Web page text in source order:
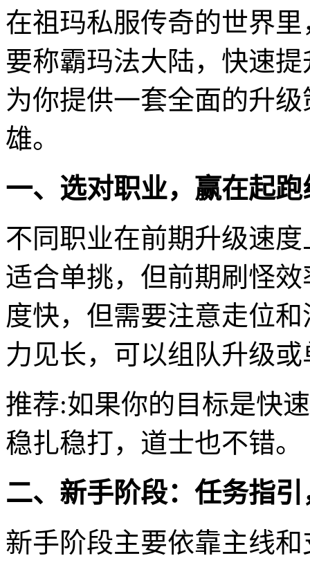
在祖玛私服传奇的世界
要称霸玛法大陆，快速
为你提供一套全面的升
雄。
一、选对职业，赢在起跑
不同职业在前期升级速
适合单挑，但前期刷怪
度快，但需要注意走位
力见长，可以组队升级
推荐:如果你的目标是快
稳扎稳打，道士也不错。
二、新手阶段：任务指
新手阶段主要依靠主线